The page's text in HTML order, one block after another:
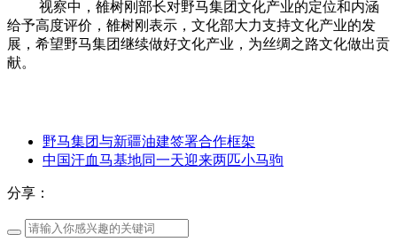
视察中，雒树刚部长对野马集团文化产业的定位和内涵
给予高度评价，雒树刚表示，文化部大力支持文化产业的发
展，希望野马集团继续做好文化产业，为丝绸之路文化做出贡
献。
野马集团与新疆油建签署合作框架
中国汗血马基地同一天迎来两匹小马驹
分享：